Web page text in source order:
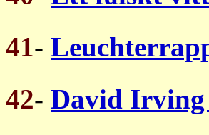
41-
42- David